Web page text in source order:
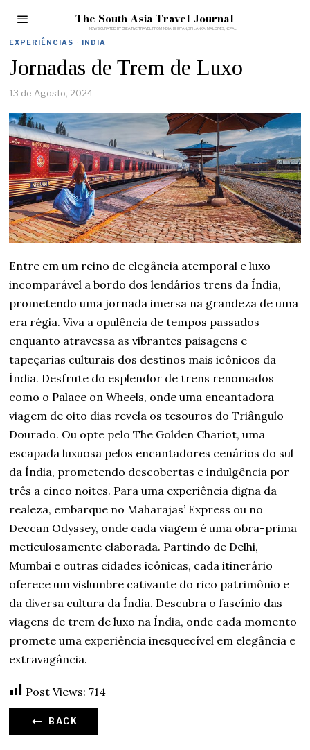
The South Asia Travel Journal
EXPERIÊNCIAS · INDIA
Jornadas de Trem de Luxo
13 de Agosto, 2024
Entre em um reino de elegância atemporal e luxo
incomparável a bordo dos lendários trens da Índia,
prometendo uma jornada imersa na grandeza de uma
era régia. Viva a opulência de tempos passados
enquanto atravessa as vibrantes paisagens e
tapeçarias culturais dos destinos mais icônicos da
Índia. Desfrute do esplendor de trens renomados
como o Palace on Wheels, onde uma encantadora
viagem de oito dias revela os tesouros do Triângulo
Dourado. Ou opte pelo The Golden Chariot, uma
escapada luxuosa pelos encantadores cenários do sul
da Índia, prometendo descobertas e indulgência por
três a cinco noites. Para uma experiência digna da
realeza, embarque no Maharajas’ Express ou no
Deccan Odyssey, onde cada viagem é uma obra-prima
meticulosamente elaborada. Partindo de Delhi,
Mumbai e outras cidades icônicas, cada itinerário
oferece um vislumbre cativante do rico patrimônio e
da diversa cultura da Índia. Descubra o fascínio das
viagens de trem de luxo na Índia, onde cada momento
promete uma experiência inesquecível em elegância e
extravagância.
Post Views: 714
BACK